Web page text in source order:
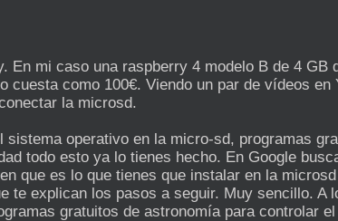
En mi caso una raspberry 4 modelo B de 4
cuesta como 100€. Viendo un par de vídeos
la microsd.
operativo en la micro-sd, programas
todo esto ya lo tienes hecho. En Google
que es lo que tienes que instalar en la
te explican los pasos a seguir. Muy sencillo.
gratuitos de astronomía para controlar